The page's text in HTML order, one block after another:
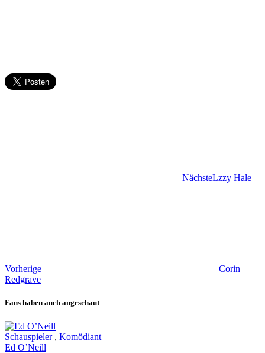
NächsteLzzy Hale
Vorherige
Corin
Redgrave
Fans haben auch angeschaut
Schauspieler , Komödiant
Ed O’Neill